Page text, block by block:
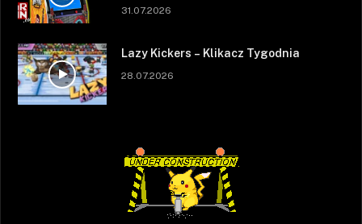
31.07.2026
Lazy Kickers – Klikacz Tygodnia
28.07.2026